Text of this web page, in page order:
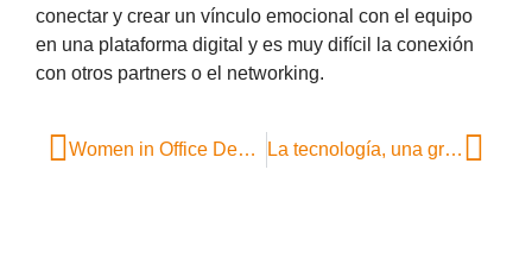
conectar y crear un vínculo emocional con el equipo
en una plataforma digital y es muy difícil la conexión
con otros partners o el networking.
Women in Office Desing (WOD), mujeres que diseñan espacios La tecnología, una gran aliada de los nuevos espacios de trabajo y las nuevas culturas corporativas